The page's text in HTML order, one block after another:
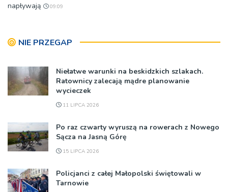
napływają
09:09
NIE PRZEGAP
Niełatwe warunki na beskidzkich szlakach.
Ratownicy zalecają mądre planowanie
wycieczek
11 LIPCA 2026
Po raz czwarty wyruszą na rowerach z Nowego
Sącza na Jasną Górę
15 LIPCA 2026
Policjanci z całej Małopolski świętowali w
Tarnowie